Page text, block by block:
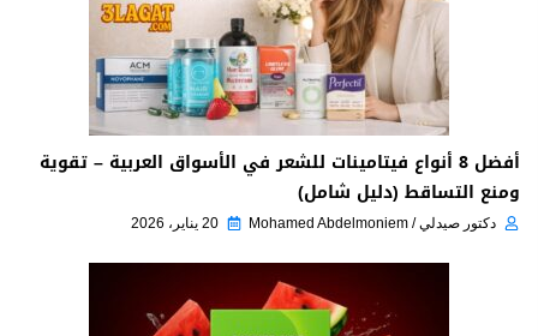
أفضل 8 أنواع فيتامينات للشعر في الأسواق العربية – تقوية
ومنع التساقط (دليل شامل)
دكتور صيدلي / Mohamed Abdelmoniem 20 يناير، 2026